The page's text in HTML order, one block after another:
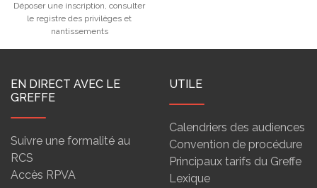
Déposer une inscription, consulter
le registre des privilèges et
nantissements
EN DIRECT AVEC LE
GREFFE
Suivre une formalité au
RCS
Accès RPVA
UTILE
Calendriers des audiences
Convention de procédure
Principaux tarifs du Greffe
Lexique